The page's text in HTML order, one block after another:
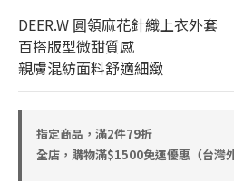
DEER.W 圓領麻花針織上衣外套
百搭版型微甜質感
親膚混紡面料舒適細緻
指定商品，滿2件79折
全店，購物滿$1500免運優惠（台灣